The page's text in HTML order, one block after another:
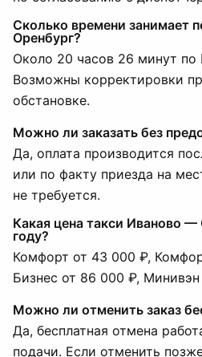
Сколько времени занимает
Оренбург?
Около 20 часов 26 минут по
Возможны корректировки
обстановке.
Можно ли заказать без
Да, оплата производится
или по факту приезда на
не требуется.
Какая цена такси Иваново
году?
Комфорт от 43 000 ₽,
Бизнес от 86 000 ₽,
Можно ли отменить заказ
Да, бесплатная отмена
подачи. Если отменить